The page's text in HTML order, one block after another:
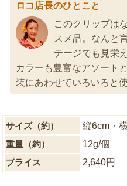
ロコ店長のひとこと
このクリップは
スメ品。なんと
テージでも見栄
カラーも豊富なアソート
装にあわせていろいろと
サイズ（約）
縦6cm・
重量（約）
12g/個
プライス
2,640円